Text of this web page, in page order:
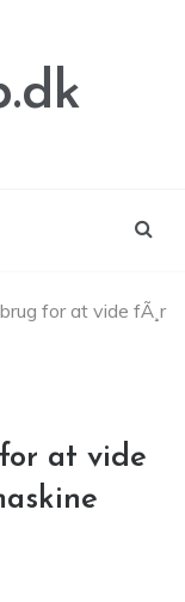
for at vide fÃ¸r
at vide